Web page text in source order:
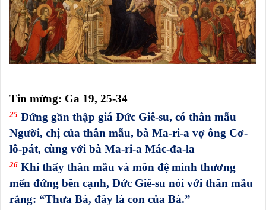
Tin mừng: Ga 19, 25-34
25 Đứng gần thập giá Đức Giê-su, có thân mẫu
Người, chị của thân mẫu, bà Ma-ri-a vợ ông Cơ-
lô-pát, cùng với bà Ma-ri-a Mác-đa-la
26 Khi thấy thân mẫu và môn đệ mình thương
mến đứng bên cạnh, Đức Giê-su nói với thân mẫu
rằng: “Thưa Bà, đây là con của Bà.”